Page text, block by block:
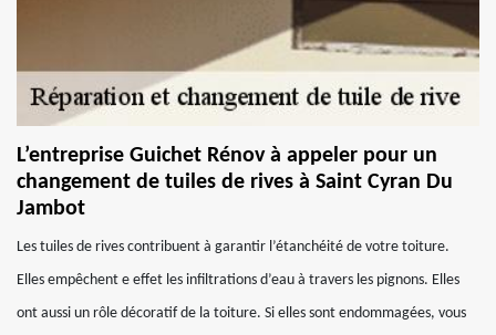
L’entreprise Guichet Rénov à appeler pour un
changement de tuiles de rives à Saint Cyran Du
Jambot
Les tuiles de rives contribuent à garantir l’étanchéité de votre toiture.
Elles empêchent e effet les infiltrations d’eau à travers les pignons. Elles
ont aussi un rôle décoratif de la toiture. Si elles sont endommagées, vous